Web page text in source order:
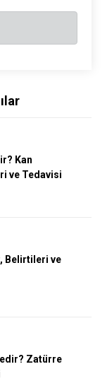
Kan
ve Tedavisi
Belirtileri ve
Zatürre